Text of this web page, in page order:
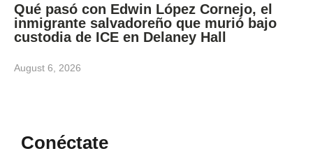
Qué pasó con Edwin López Cornejo, el
inmigrante salvadoreño que murió bajo
custodia de ICE en Delaney Hall
August 6, 2026
Conéctate